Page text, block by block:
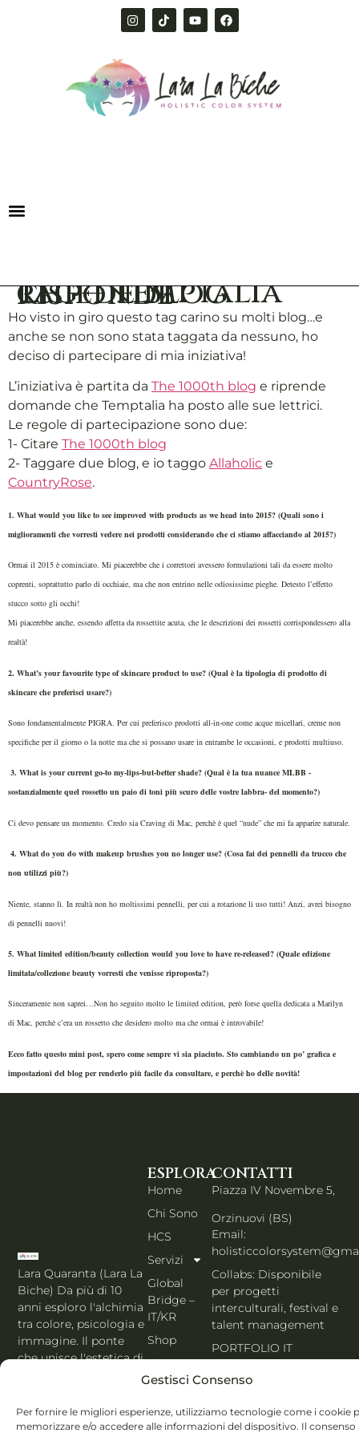
Gestisci Consenso
Per fornire le migliori esperienze, utilizziamo tecnologie come i cookie
memorizzare e/o accedere alle informazioni del dispositivo. Il consenso
Tag – Temptalia chiede Blog risponde
Ho visto in giro questo tag carino su molti blog…e
anche se non sono stata taggata da nessuno, ho
deciso di partecipare di mia iniziativa!
L’iniziativa è partita da The 1000th blog e riprende
domande che Temptalia ha posto alle sue lettrici.
Le regole di partecipazione sono due:
1- Citare The 1000th blog
2- Taggare due blog, e io taggo Allaholic e
CountryRose.
1. What would you like to see improved with products as we head into 2015? (Quali sono i
miglioramenti che vorresti vedere nei prodotti considerando che ci stiamo affacciando al 2015?)
Ormai il 2015 è cominciato. Mi piacerebbe che i correttori avessero formulazioni tali da essere molto
coprenti, soprattutto parlo di occhiaie, ma che non entrino nelle odiosissime pieghe. Detesto l’effetto
stucco sotto gli occhi!
Mi piacerebbe anche, essendo affetta da rossettite acuta, che le descrizioni dei rossetti corrispondessero alla
realtà!
2. What’s your favourite type of skincare product to use? (Qual è la tipologia di prodotto di
skincare che preferisci usare?)
Sono fondamentalmente PIGRA. Per cui preferisco prodotti all-in-one come acque micellari, creme non
specifiche per il giorno o la notte ma che si possano usare in entrambe le occasioni, e prodotti multiuso.
3. What is your current go-to my-lips-but-better shade? (Qual è la tua nuance MLBB -
sostanzialmente quel rossetto un paio di toni più scuro delle vostre labbra- del momento?)
Ci devo pensare un momento. Credo sia Craving di Mac, perchè è quel “nude” che mi fa apparire naturale.
4. What do you do with makeup brushes you no longer use? (Cosa fai dei pennelli da trucco che
non utilizzi più?)
Niente, stanno lì. In realtà non ho moltissimi pennelli, per cui a rotazione li uso tutti! Anzi, avrei bisogno
di pennelli nuovi!
5. What limited edition/beauty collection would you love to have re-released? (Quale edizione
limitata/collezione beauty vorresti che venisse riproposta?)
Sinceramente non saprei…Non ho seguito molto le limited edition, però forse quella dedicata a Marilyn
di Mac, perchè c’era un rossetto che desidero molto ma che ormai è introvabile!
Ecco fatto questo mini post, spero come sempre vi sia piaciuto. Sto cambiando un po’ grafica e
impostazioni del blog per renderlo più facile da consultare, e perchè ho delle novità!
Lara Quaranta (Lara La
Biche) Da più di 10
anni esploro l'alchimia
tra colore, psicologia e
immagine. Il ponte
che unisce l'estetica di
MBTI, Enneagramma &
Holistic Color
ESPLORA
Home
Chi Sono
HCS
Servizi
Global
Bridge –
IT/KR
Shop
Blog
Contatti
Italiano
CONTATTI
Piazza IV Novembre 5,
Orzinuovi (BS)
Email:
Collabs: Disponibile
per progetti
interculturali, festival e
talent management
PORTFOLIO IT